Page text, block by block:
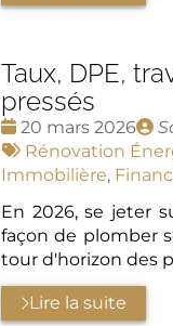
Taux, DPE,
pressés
Date
:
20 mars 2026
Tags
:
Rénovation
Immobilière,
En 2026, se jeter
façon de plomber
tour d'horizon des
Lire la suite